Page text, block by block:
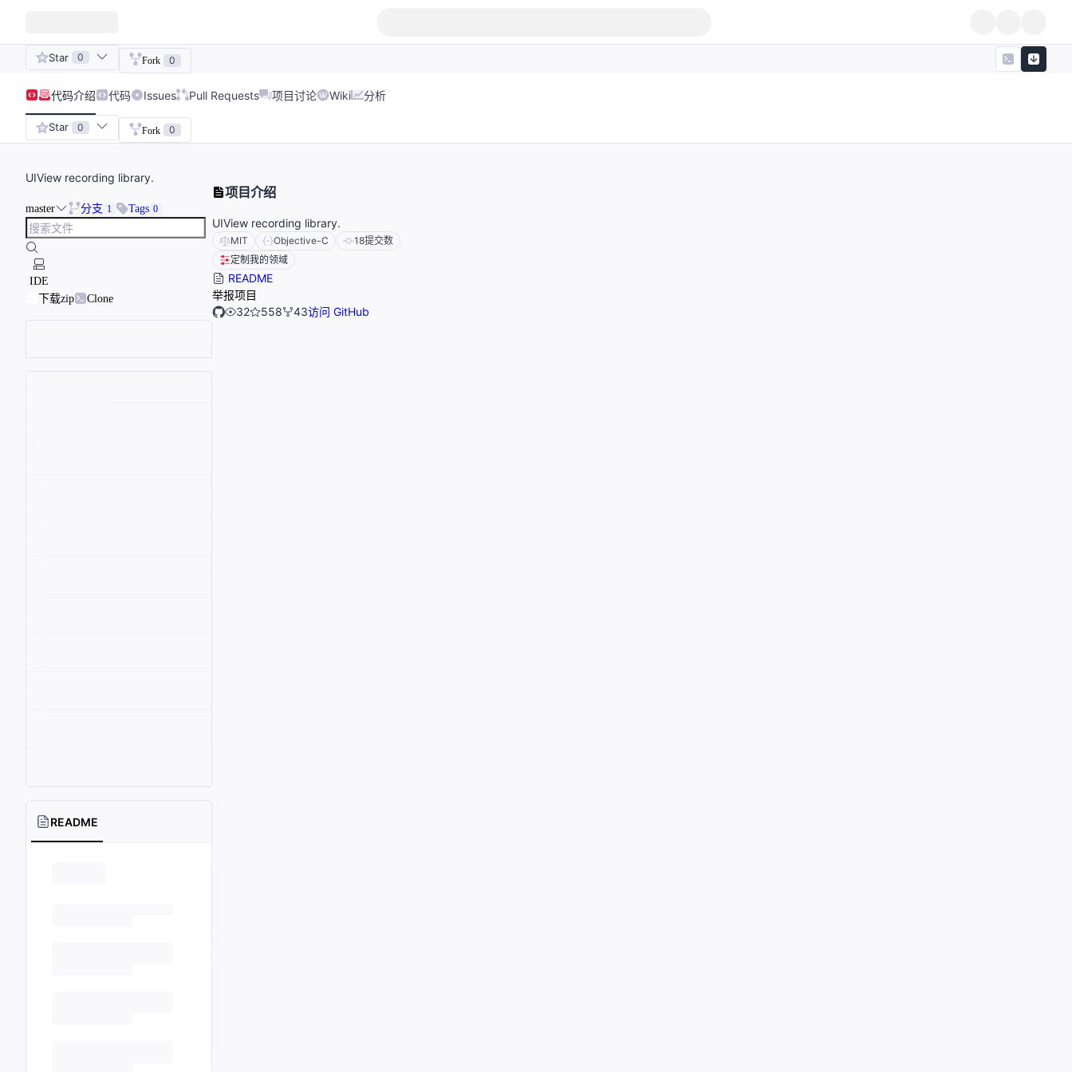
Star 0 Fork 0
代码介绍 代码 Issues Pull Requests 项目讨论 Wiki 分析
Star 0 Fork 0
UIView recording library.
master 分支 1 Tags 0
IDE
下载zip
Clone
README
项目介绍
UIView recording library.
MIT Objective-C 18提交数
定制我的领域
README
举报项目
32
558 43访问 GitHub